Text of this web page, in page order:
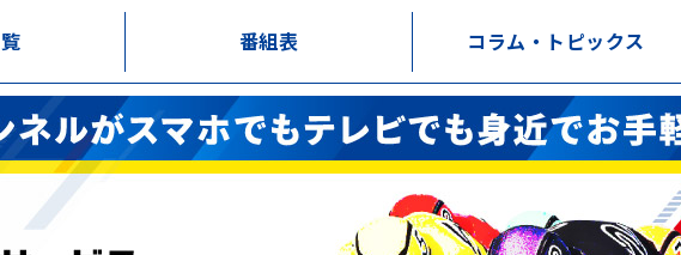
番組表 コラム・トピックス